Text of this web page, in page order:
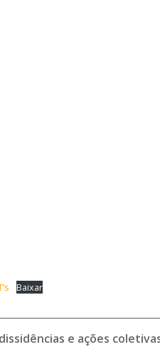
Baixar
e ações